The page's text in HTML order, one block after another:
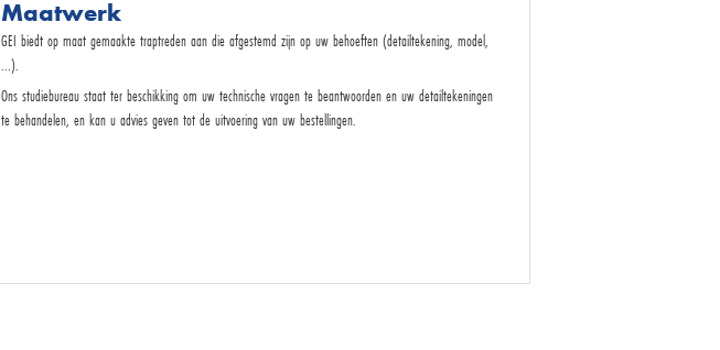
Maatwerk
GEI biedt op maat gemaakte traptreden aan die afgestemd zijn op uw behoeften (detailtekening, model,
...).
Ons studiebureau staat ter beschikking om uw technische vragen te beantwoorden en uw detailtekeningen
te behandelen, en kan u advies geven tot de uitvoering van uw bestellingen.